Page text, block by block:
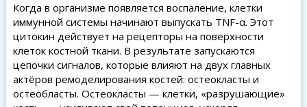
Когда в организме появляется воспаление, клетки
иммунной системы начинают выпускать TNF-α. Этот
цитокин действует на рецепторы на поверхности
клеток костной ткани. В результате запускаются
цепочки сигналов, которые влияют на двух главных
актёров ремоделирования костей: остеокласты и
остеобласты. Остеокласты — клетки, «разрушающие»